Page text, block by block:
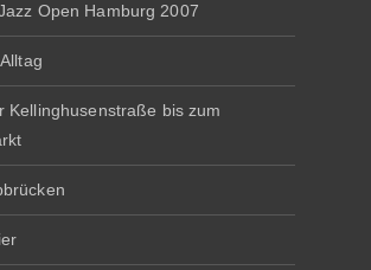
Open Hamburg 2007
Kellinghusenstraße bis zum